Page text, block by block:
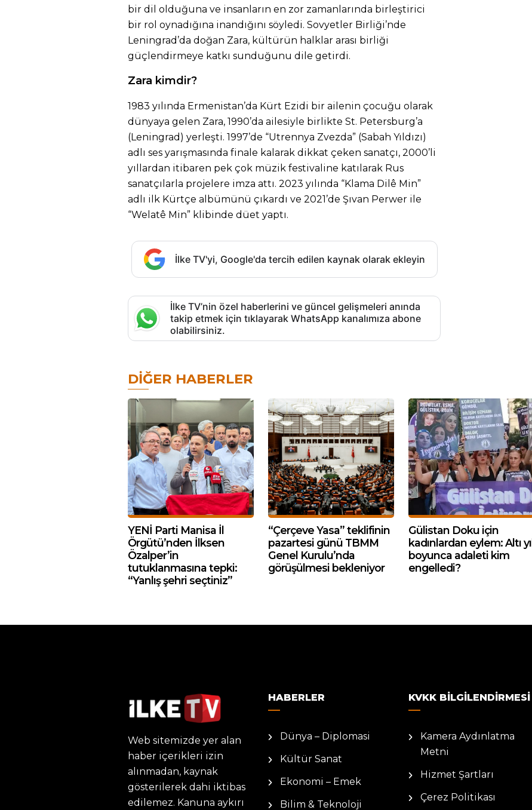
bir dil olduğuna ve insanların en zor zamanlarında birleştirici
bir rol oynadığına inandığını söyledi. Sovyetler Birliği’nde
Leningrad’da doğan Zara, kültürün halklar arası birliği
güçlendirmeye katkı sunduğunu dile getirdi.
Zara kimdir?
1983 yılında Ermenistan’da Kürt Ezidi bir ailenin çocuğu olarak
dünyaya gelen Zara, 1990’da ailesiyle birlikte St. Petersburg’a
(Leningrad) yerleşti. 1997’de “Utrennya Zvezda” (Sabah Yıldızı)
adlı ses yarışmasında finale kalarak dikkat çeken sanatçı, 2000’li
yıllardan itibaren pek çok müzik festivaline katılarak Rus
sanatçılarla projelere imza attı. 2023 yılında “Klama Dilê Min”
adlı ilk Kürtçe albümünü çıkardı ve 2021’de Şıvan Perwer ile
“Welatê Min” klibinde düet yaptı.
İlke TV'yi, Google'da tercih edilen kaynak olarak ekleyin
İlke TV’nin özel haberlerini ve güncel gelişmeleri anında
takip etmek için tıklayarak WhatsApp kanalımıza abone
olabilirsiniz.
DIĞER HABERLER
YENİ Parti Manisa İl
Örgütü’nden İlksen
Özalper’in
tutuklanmasına tepki:
“Yanlış şehri seçtiniz”
“Çerçeve Yasa” teklifinin
pazartesi günü TBMM
Genel Kurulu’nda
görüşülmesi bekleniyor
Gülistan Doku için
kadınlardan eylem: Altı yıl
boyunca adaleti kim
engelledi?
Web sitemizde yer alan
haber içerikleri izin
alınmadan, kaynak
gösterilerek dahi iktibas
edilemez. Kanuna aykırı
HABERLER
Dünya – Diplomasi
Kültür Sanat
Ekonomi – Emek
Bilim & Teknoloji
KVKK BILGILENDIRMESI
Kamera Aydınlatma
Metni
Hizmet Şartları
Çerez Politikası